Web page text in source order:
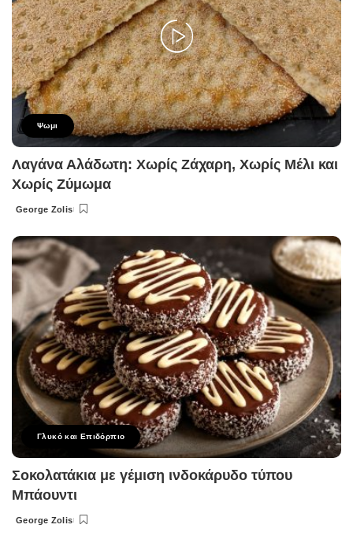
Ψωμι
Λαγάνα Αλάδωτη: Χωρίς Ζάχαρη, Χωρίς Μέλι και
Χωρίς Ζύμωμα
Posted
George Zolis
Γλυκό και Επιδόρπιο
Σοκολατάκια με γέμιση ινδοκάρυδο τύπου
Μπάουντι
Posted
George Zolis